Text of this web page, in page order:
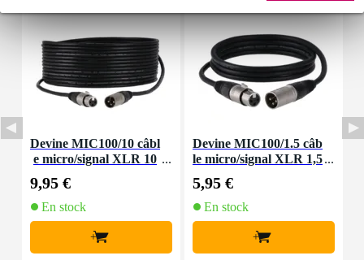
Devine MIC100/10 câbl
e micro/signal XLR 10
9,95 €
En stock
+
Devine MIC100/1.5 câb
le micro/signal XLR 1,5
5,95 €
En stock
+